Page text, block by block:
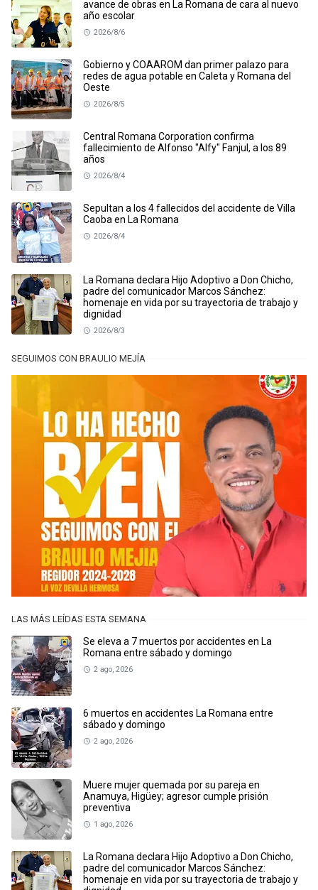
avance de obras en La Romana de cara al nuevo
año escolar
2026/8/6
Gobierno y COAAROM dan primer palazo para
redes de agua potable en Caleta y Romana del
Oeste
2026/8/5
Central Romana Corporation confirma
fallecimiento de Alfonso "Alfy" Fanjul, a los 89
años
2026/8/4
Sepultan a los 4 fallecidos del accidente de Villa
Caoba en La Romana
2026/8/4
La Romana declara Hijo Adoptivo a Don Chicho,
padre del comunicador Marcos Sánchez:
homenaje en vida por su trayectoria de trabajo y
dignidad
2026/8/3
SEGUIMOS CON BRAULIO MEJÍA
LAS MÁS LEÍDAS ESTA SEMANA
Se eleva a 7 muertos por accidentes en La
Romana entre sábado y domingo
2 ago, 2026
6 muertos en accidentes La Romana entre
sábado y domingo
2 ago, 2026
Muere mujer quemada por su pareja en
Anamuya, Higüey; agresor cumple prisión
preventiva
1 ago, 2026
La Romana declara Hijo Adoptivo a Don Chicho,
padre del comunicador Marcos Sánchez:
homenaje en vida por su trayectoria de trabajo y